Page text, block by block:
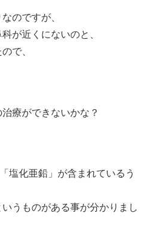
のですが、
が近くにないのと、
で、
療ができないかな？
塩化亜鉛」が含まれているう
いうものがある事が分かりまし